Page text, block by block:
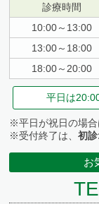
診療時間
10:00～13:00
13:00～18:00
18:00～20:00
平日は
※平日が祝日の場
※受付終了は、初
お